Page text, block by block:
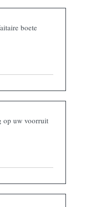
boete
op uw voorruit